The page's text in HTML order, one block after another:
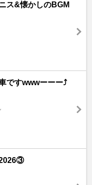
ス&懐かしのBGM
ですwwwーーー⤴️